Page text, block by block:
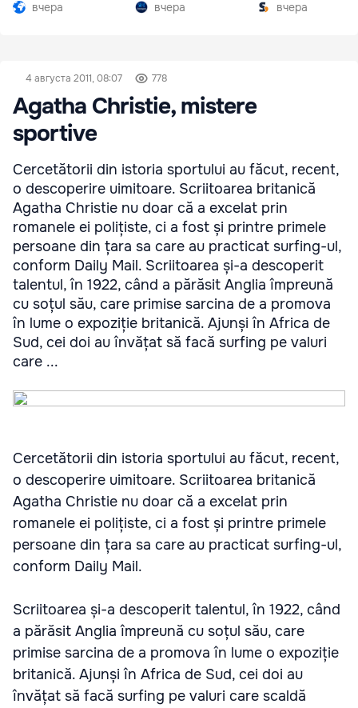
вчера вчера вчера
4 августа 2011, 08:07 778
Agatha Christie, mistere
sportive
Cercetătorii din istoria sportului au făcut, recent,
o descoperire uimitoare. Scriitoarea britanică
Agatha Christie nu doar că a excelat prin
romanele ei polițiste, ci a fost și printre primele
persoane din țara sa care au practicat surfing-ul,
conform Daily Mail. Scriitoarea și-a descoperit
talentul, în 1922, când a părăsit Anglia împreună
cu soțul său, care primise sarcina de a promova
în lume o expoziție britanică. Ajunși în Africa de
Sud, cei doi au învățat să facă surfing pe valuri
care ...
Cercetătorii din istoria sportului au făcut, recent,
o descoperire uimitoare. Scriitoarea britanică
Agatha Christie nu doar că a excelat prin
romanele ei polițiste, ci a fost și printre primele
persoane din țara sa care au practicat surfing-ul,
conform Daily Mail.
Scriitoarea și-a descoperit talentul, în 1922, când
a părăsit Anglia împreună cu soțul său, care
primise sarcina de a promova în lume o expoziție
britanică. Ajunși în Africa de Sud, cei doi au
învățat să facă surfing pe valuri care scaldă